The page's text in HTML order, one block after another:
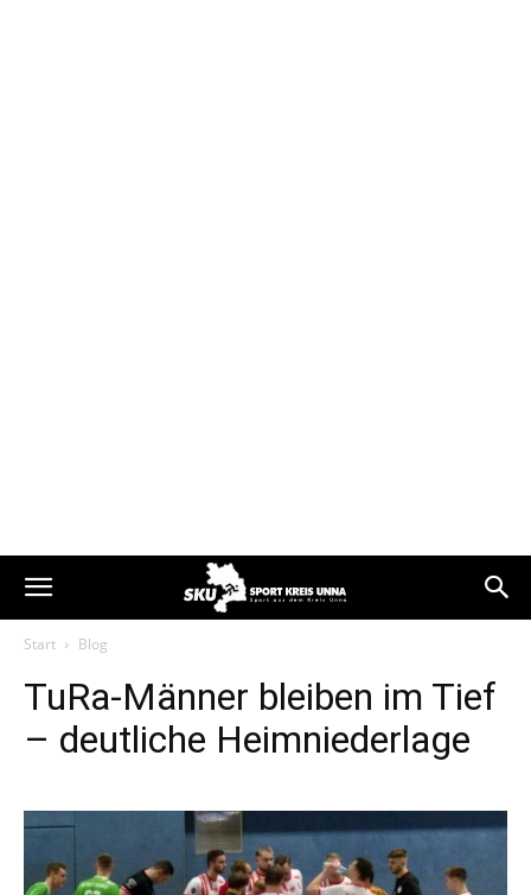
Start Blog
TuRa-Männer bleiben im Tief
– deutliche Heimniederlage